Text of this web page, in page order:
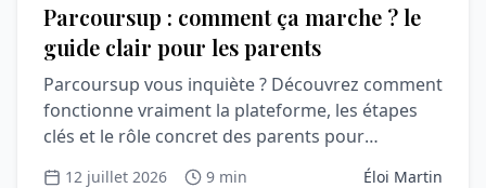
Parcoursup : comment ça marche ? le
guide clair pour les parents
Parcoursup vous inquiète ? Découvrez comment
fonctionne vraiment la plateforme, les étapes
clés et le rôle concret des parents pour
accompagner sereinement votre lycéen.
12 juillet 2026 9 min Éloi Martin